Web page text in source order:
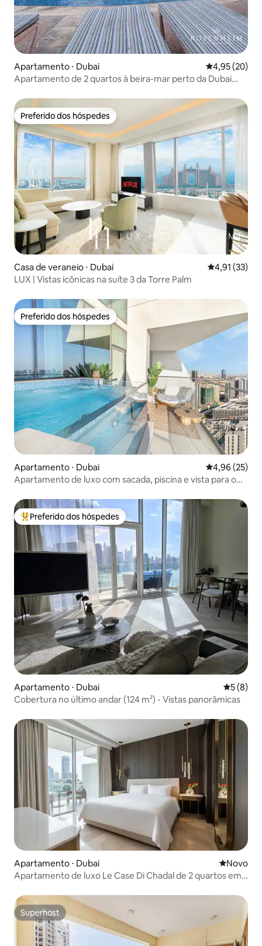
Apartamento ⋅ Dubai 4,95 de uma
4,95 (20)
Apartamento de 2 quartos à beira-mar perto da Dubai
Preferido dos hóspedes
Preferido dos hóspedes
Casa de veraneio ⋅ Dubai 4,91 de uma
4,91 (33)
LUX | Vistas icônicas na suíte 3 da Torre Palm
Preferido dos hóspedes
Preferido dos hóspedes
Apartamento ⋅ Dubai 4,96 de uma
4,96 (25)
Apartamento de luxo com sacada, piscina e vista para o
Entre os melhores preferidos dos hóspedes
Preferido dos hóspedes
Apartamento ⋅ Dubai 5 de
5 (8)
Cobertura no último andar (124 m²) - Vistas panorâmicas
Apartamento ⋅ Dubai Novo
Novo
Apartamento de luxo Le Case Di Chadal de 2 quartos em
Superhost
Superhost